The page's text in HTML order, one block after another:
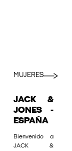
MUJERES
JACK &
JONES -
ESPAÑA
Bienvenido a
JACK &